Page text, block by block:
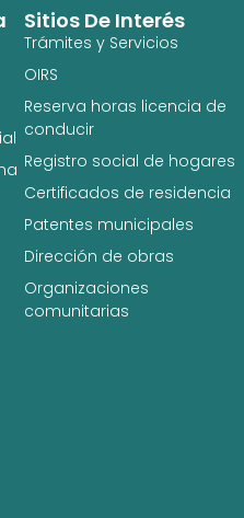
Sitios De Interés
Trámites y Servicios
OIRS
Reserva horas licencia de
conducir
Registro social de hogares
Certificados de residencia
Patentes municipales
Dirección de obras
Organizaciones
comunitarias